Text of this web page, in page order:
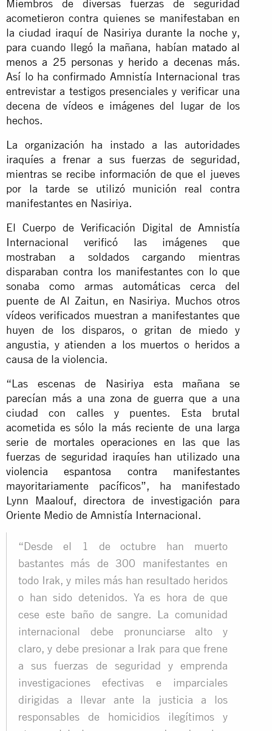
Miembros de diversas fuerzas de seguridad
acometieron contra quienes se manifestaban en
la ciudad iraquí de Nasiriya durante la noche y,
para cuando llegó la mañana, habían matado al
menos a 25 personas y herido a decenas más.
Así lo ha confirmado Amnistía Internacional tras
entrevistar a testigos presenciales y verificar una
decena de vídeos e imágenes del lugar de los
hechos.
La organización ha instado a las autoridades
iraquíes a frenar a sus fuerzas de seguridad,
mientras se recibe información de que el jueves
por la tarde se utilizó munición real contra
manifestantes en Nasiriya.
El Cuerpo de Verificación Digital de Amnistía
Internacional verificó las imágenes que
mostraban a soldados cargando mientras
disparaban contra los manifestantes con lo que
sonaba como armas automáticas cerca del
puente de Al Zaitun, en Nasiriya. Muchos otros
vídeos verificados muestran a manifestantes que
huyen de los disparos, o gritan de miedo y
angustia, y atienden a los muertos o heridos a
causa de la violencia.
“Las escenas de Nasiriya esta mañana se
parecían más a una zona de guerra que a una
ciudad con calles y puentes. Esta brutal
acometida es sólo la más reciente de una larga
serie de mortales operaciones en las que las
fuerzas de seguridad iraquíes han utilizado una
violencia espantosa contra manifestantes
mayoritariamente pacíficos”, ha manifestado
Lynn Maalouf, directora de investigación para
Oriente Medio de Amnistía Internacional.
“Desde el 1 de octubre han muerto
bastantes más de 300 manifestantes en
todo Irak, y miles más han resultado heridos
o han sido detenidos. Ya es hora de que
cese este baño de sangre. La comunidad
internacional debe pronunciarse alto y
claro, y debe presionar a Irak para que frene
a sus fuerzas de seguridad y emprenda
investigaciones efectivas e imparciales
dirigidas a llevar ante la justicia a los
responsables de homicidios ilegítimos y